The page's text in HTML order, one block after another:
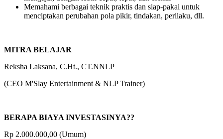
Memahami berbagai teknik praktis dan siap-pakai untuk
menciptakan perubahan pola pikir, tindakan, perilaku, dll.
MITRA BELAJAR
Reksha Laksana, C.Ht., CT.NNLP
(CEO M'Slay Entertainment & NLP Trainer)
BERAPA BIAYA INVESTASINYA??
Rp 2.000.000,00 (Umum)